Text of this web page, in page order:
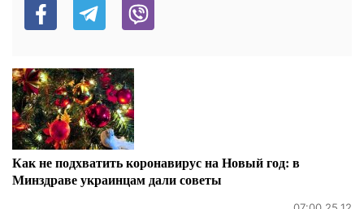
Как не подхватить коронавирус на Новый год: в
Минздраве украинцам дали советы